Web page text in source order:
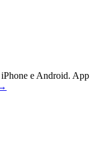
e Android. App